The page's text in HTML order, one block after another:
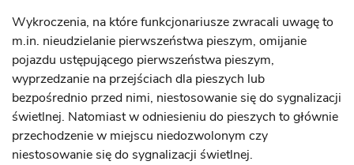
Wykroczenia, na które funkcjonariusze zwracali uwagę to
m.in. nieudzielanie pierwszeństwa pieszym, omijanie
pojazdu ustępującego pierwszeństwa pieszym,
wyprzedzanie na przejściach dla pieszych lub
bezpośrednio przed nimi, niestosowanie się do sygnalizacji
świetlnej. Natomiast w odniesieniu do pieszych to głównie
przechodzenie w miejscu niedozwolonym czy
niestosowanie się do sygnalizacji świetlnej.